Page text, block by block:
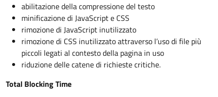
abilitazione della compressione del testo
minificazione di JavaScript e CSS
rimozione di JavaScript inutilizzato
rimozione di CSS inutilizzato attraverso l’uso di file più
piccoli legati al contesto della pagina in uso
riduzione delle catene di richieste critiche.
Total Blocking Time